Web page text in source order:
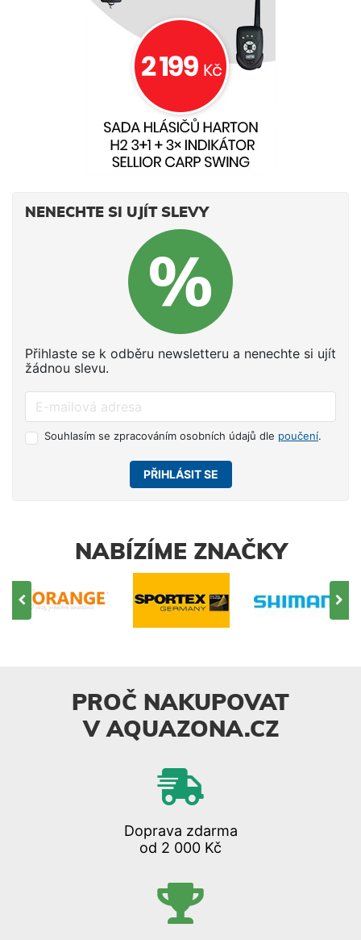
NENECHTE SI UJÍT SLEVY
Přihlaste se k odběru newsletteru a nenechte si ujít
žádnou slevu.
Souhlasím se zpracováním osobních údajů dle poučení.
PŘIHLÁSIT SE
NABÍZÍME ZNAČKY
PROČ NAKUPOVAT
V AQUAZONA.CZ
Doprava zdarma
od 2 000 Kč